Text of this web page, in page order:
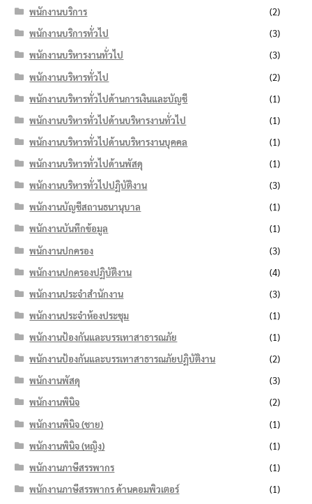
พนักงานบริการ
(2)
พนักงานบริการทั่วไป
(3)
พนักงานบริหารงานทั่วไป
(3)
พนักงานบริหารทั่วไป
(2)
พนักงานบริหารทั่วไปด้านการเงินและบัญชี
(1)
พนักงานบริหารทั่วไปด้านบริหารงานทั่วไป
(1)
พนักงานบริหารทั่วไปด้านบริหารงานบุคคล
(1)
พนักงานบริหารทั่วไปด้านพัสดุ
(1)
พนักงานบริหารทั่วไปปฏิบัติงาน
(3)
พนักงานบัญชีสถานธนานุบาล
(1)
พนักงานบันทึกข้อมูล
(1)
พนักงานปกครอง
(3)
พนักงานปกครองปฏิบัติงาน
(4)
พนักงานประจำสำนักงาน
(3)
พนักงานประจำห้องประชุม
(1)
พนักงานป้องกันและบรรเทาสาธารณภัย
(1)
พนักงานป้องกันและบรรเทาสาธารณภัยปฏิบัติงาน
(2)
พนักงานพัสดุ
(3)
พนักงานพินิจ
(2)
พนักงานพินิจ (ชาย)
(1)
พนักงานพินิจ (หญิง)
(1)
พนักงานภาษีสรรพากร
(1)
พนักงานภาษีสรรพากร ด้านคอมพิวเตอร์
(1)